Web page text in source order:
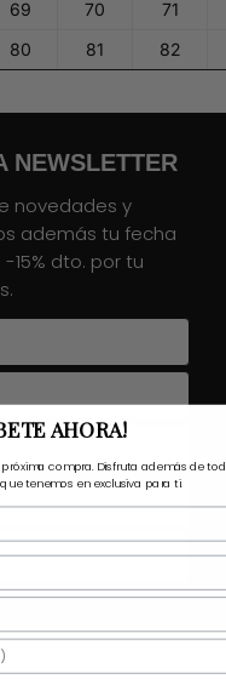
69 70
71
80 81 82
NEWSLETTER
novedades y
además tu fecha
15% dto. por tu
AHORA!
próxima compra. Disfruta además de
tenemos en exclusiva para ti.